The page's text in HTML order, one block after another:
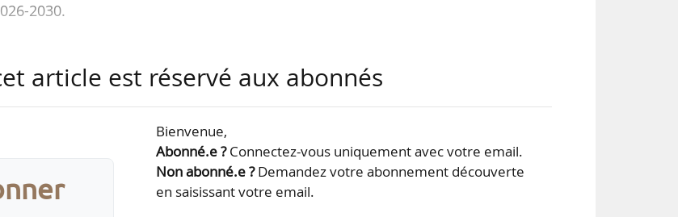
2030.
les agriculteurs ». Il constitue également la
la réponse adéquate aux préoccupations des
d’aléas climatiques et sanitaires,
article est réservé aux abonnés
Bienvenue,
Abonné.e ?Connectez-vous uniquement avec votre email.
Non abonné.e ?Demandez votre abonnement découverte
en saisissant votre email.